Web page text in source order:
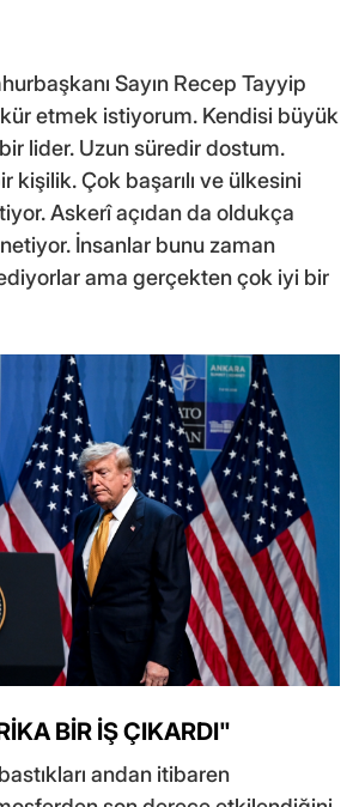
Sayın Recep Tayyip
etmek istiyorum. Kendisi büyük
lider. Uzun süredir dostum.
kişilik. Çok başarılı ve ülkesini
Askerî açıdan da oldukça
İnsanlar bunu zaman
ama gerçekten çok iyi bir
BİR İŞ ÇIKARDI"
andan itibaren